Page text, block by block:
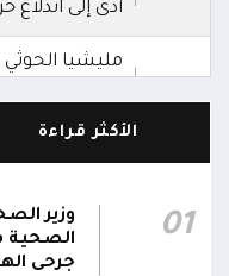
أدى إلى اندلاع
مليشيا
قعطبة في
في الضالع
قصف حوثي
الأكثر قراءة
01
وزير
الصحية
جرحى